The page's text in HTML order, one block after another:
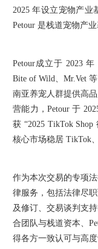
2025 年设立宠物产业
Petour 是栈道宠物产
Petour成立于 2023
Bite of Wild、Mr.Vet
南亚养宠人群提供高
营能力，Petour 于
获 “2025 TikTok
核心市场稳居 TikTok
作为本次交易的专项
律服务，包括法律尽
及修订、交易谈判支
合团队与栈道资本、
得各方一致认可与高度